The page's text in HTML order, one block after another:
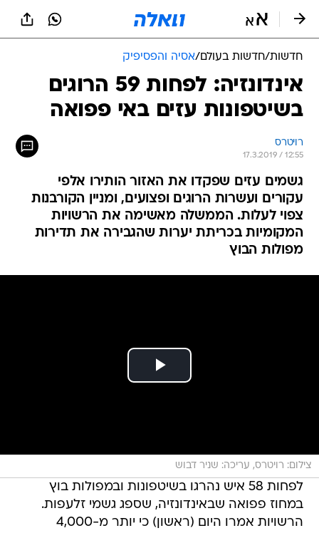
חדשות/חדשות בעולם/אסיה והפסיפיק
אינדונזיה: לפחות 59 הרוגים
בשיטפונות עזים באי פפואה
רויטרס
17.3.2019 / 12:55
גשמים עזים שפקדו את האזור הותירו אלפי
עקורים ועשרות הרוגים ופצועים, ומניין הקורבנות
צפוי לעלות. הממשלה מאשימה את הרשויות
המקומיות בכריתת יערות שהגבירה את תדירות
מפולות הבוץ
צילום: רויטרס, עריכה: שניר דבוש
לפחות 58 איש נהרגו בשיטפונות ובמפולות בוץ
במחוז פפואה שבאינדונזיה, שספג גשמי זלעפות.
הרשויות אמרו היום (ראשון) כי יותר מ-4,000